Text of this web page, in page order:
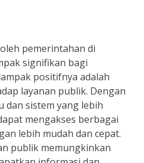
pemerintahan di
signifikan bagi
positifnya adalah
layanan publik. Dengan
dan sistem yang lebih
mengakses berbagai
lebih mudah dan cepat.
publik memungkinkan